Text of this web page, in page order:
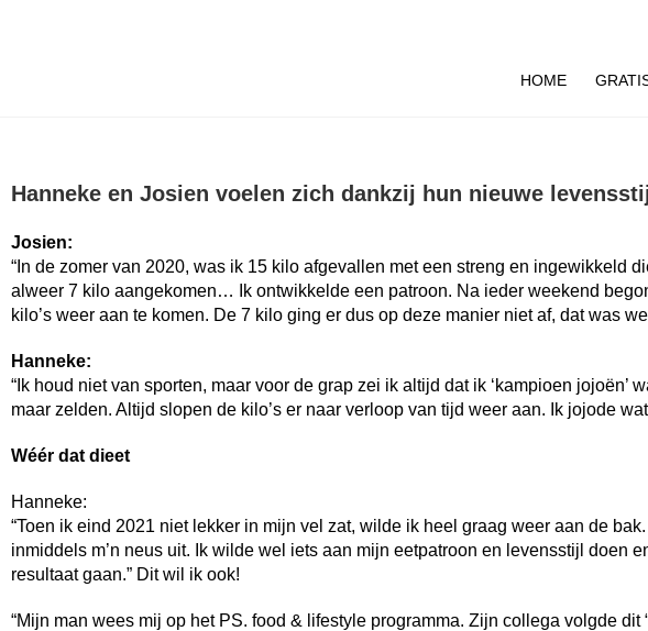
HOME
Hanneke en Josien voelen zich dankzij hun nieuwe
Josien:
“In de zomer van 2020, was ik 15 kilo afgevallen met een streng en ingewikkeld
alweer 7 kilo aangekomen… Ik ontwikkelde een patroon. Na ieder weekend
kilo’s weer aan te komen. De 7 kilo ging er dus op deze manier niet af, dat was
Hanneke:
“Ik houd niet van sporten, maar voor de grap zei ik altijd dat ik ‘kampioen
maar zelden. Altijd slopen de kilo’s er naar verloop van tijd weer aan. Ik jojode
Wéér dat dieet
Hanneke:
“Toen ik eind 2021 niet lekker in mijn vel zat, wilde ik heel graag weer aan de
inmiddels m’n neus uit. Ik wilde wel iets aan mijn eetpatroon en levensstijl doen
resultaat gaan.” Dit wil ik ook!
“Mijn man wees mij op het PS. food & lifestyle programma. Zijn collega volgde dit